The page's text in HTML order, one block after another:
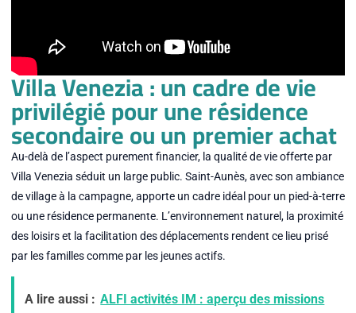
Villa Venezia : un cadre de vie
privilégié pour une résidence
secondaire ou un premier achat
Au-delà de l’aspect purement financier, la qualité de vie offerte par
Villa Venezia séduit un large public. Saint-Aunès, avec son ambiance
de village à la campagne, apporte un cadre idéal pour un pied-à-terre
ou une résidence permanente. L’environnement naturel, la proximité
des loisirs et la facilitation des déplacements rendent ce lieu prisé
par les familles comme par les jeunes actifs.
A lire aussi : ALFI activités IM : aperçu des missions